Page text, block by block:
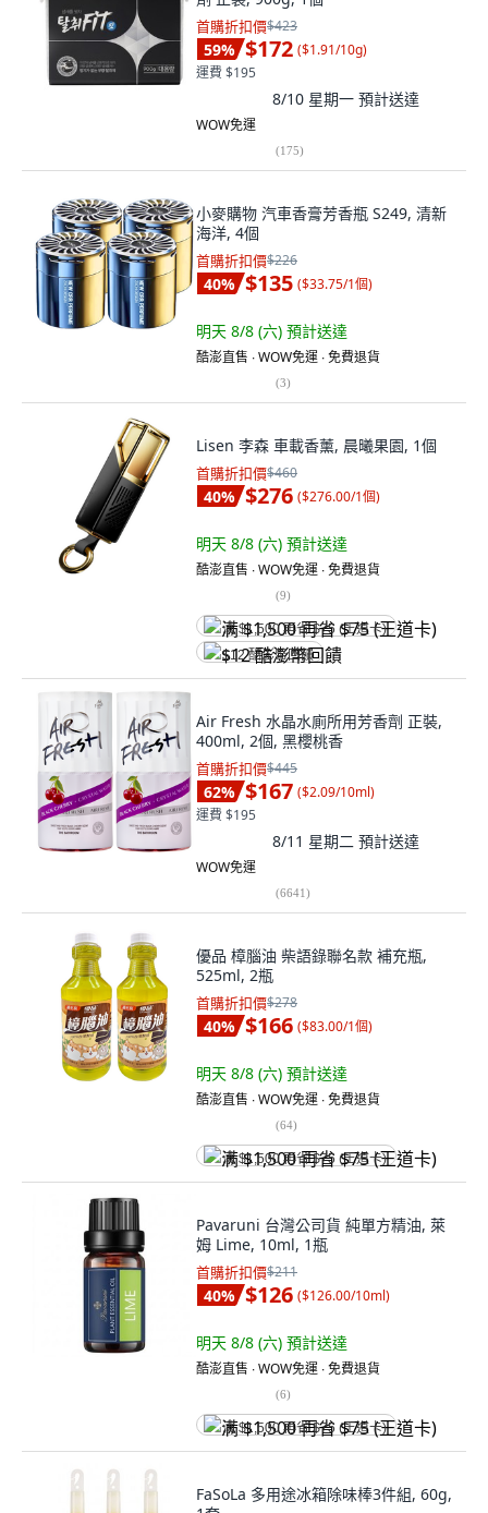
首購折扣價$423
59% $172 ($1.91/10g)
運費 $195
8/10 星期一 預計送達
WOW免運
(175)
小麥購物 汽車香膏芳香瓶 S249, 清新
海洋, 4個
首購折扣價$226
40% $135 ($33.75/1個)
明天 8/8 (六) 預計送達
酷澎直售 ∙ WOW免運 ∙ 免費退貨
(3)
Lisen 李森 車載香薰, 晨曦果園, 1個
首購折扣價$460
40% $276 ($276.00/1個)
明天 8/8 (六) 預計送達
酷澎直售 ∙ WOW免運 ∙ 免費退貨
(9)
满 $1,500 再省 $75 (王道卡)
$12 酷澎幣回饋
Air Fresh 水晶水廁所用芳香劑 正裝,
400ml, 2個, 黑櫻桃香
首購折扣價$445
62% $167 ($2.09/10ml)
運費 $195
8/11 星期二 預計送達
WOW免運
(6641)
優品 樟腦油 柴語錄聯名款 補充瓶,
525ml, 2瓶
首購折扣價$278
40% $166 ($83.00/1個)
明天 8/8 (六) 預計送達
酷澎直售 ∙ WOW免運 ∙ 免費退貨
(64)
满 $1,500 再省 $75 (王道卡)
Pavaruni 台灣公司貨 純單方精油, 萊
姆 Lime, 10ml, 1瓶
首購折扣價$211
40% $126 ($126.00/10ml)
明天 8/8 (六) 預計送達
酷澎直售 ∙ WOW免運 ∙ 免費退貨
(6)
满 $1,500 再省 $75 (王道卡)
FaSoLa 多用途冰箱除味棒3件組, 60g,